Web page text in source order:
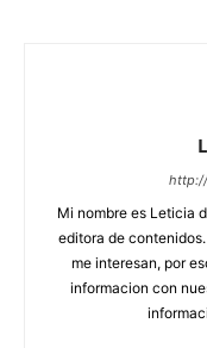
Mi nombre es Leticia
editora de
me interesan, por
informacion con